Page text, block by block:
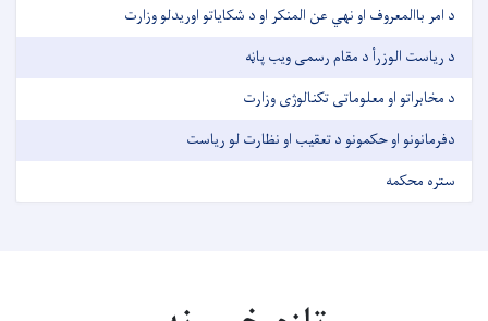
د امر باالمعروف او نهي عن المنکر او د شکایاتو اوریدلو وزارت
د ریاست الوزرأ د مقام رسمی ویب پاڼه
د مخابراتو او معلوماتی تکنالوژی وزارت
دفرمانونو او حکمونو د تعقیب او نظارت لو ریاست
ستره محکمه